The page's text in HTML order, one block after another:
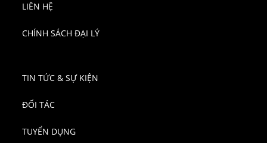
LIÊN HỆ
CHÍNH SÁCH ĐẠI LÝ
TIN TỨC & SỰ KIỆN
ĐỐI TÁC
TUYỂN DỤNG